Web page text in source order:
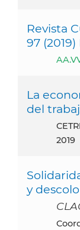
Revista
97
La
del
CETRI, SOLIDAR y SOLSOC Bélgica, junio
2019
y